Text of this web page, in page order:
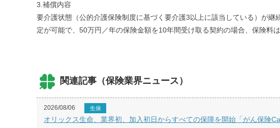
3.補償内容
要介護状態（公的介護保険制度に基づく要介護3以上に該当している）が
定が可能で、50万円／年の保険金額を10年間受け取る契約の場合、保険料
関連記事（保険業界ニュース）
2026/08/06 生保
オリックス生命、業界初、加入初日からすべての保障を開始「がん保険